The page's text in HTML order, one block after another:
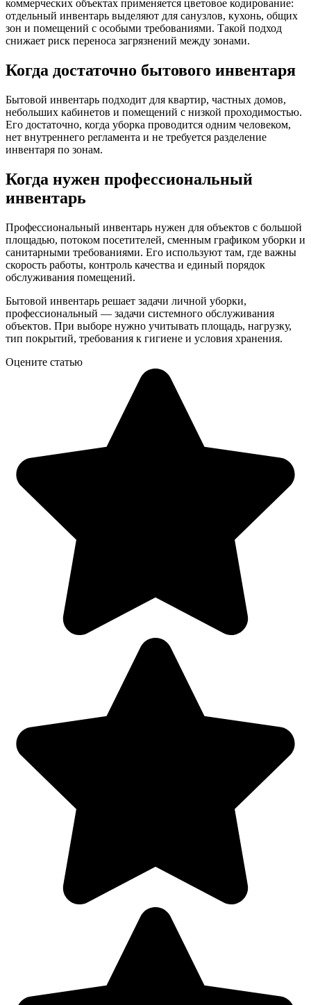
коммерческих объектах применяется цветовое кодирование:
отдельный инвентарь выделяют для санузлов, кухонь, общих
зон и помещений с особыми требованиями. Такой подход
снижает риск переноса загрязнений между зонами.
Когда достаточно бытового инвентаря
Бытовой инвентарь подходит для квартир, частных домов,
небольших кабинетов и помещений с низкой проходимостью.
Его достаточно, когда уборка проводится одним человеком,
нет внутреннего регламента и не требуется разделение
инвентаря по зонам.
Когда нужен профессиональный
инвентарь
Профессиональный инвентарь нужен для объектов с большой
площадью, потоком посетителей, сменным графиком уборки и
санитарными требованиями. Его используют там, где важны
скорость работы, контроль качества и единый порядок
обслуживания помещений.
Бытовой инвентарь решает задачи личной уборки,
профессиональный — задачи системного обслуживания
объектов. При выборе нужно учитывать площадь, нагрузку,
тип покрытий, требования к гигиене и условия хранения.
Оцените статью